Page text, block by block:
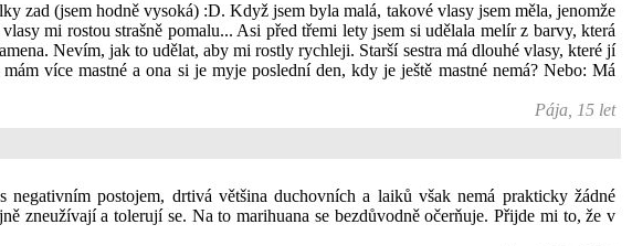
zad (jsem hodně vysoká) :D. Když jsem byla malá, takové vlasy jsem měla, jenomže
mi rostou strašně pomalu... Asi před třemi lety jsem si udělala melír z barvy, která
Nevím, jak to udělat, aby mi rostly rychleji. Starší sestra má dlouhé vlasy, které jí
více mastné a ona si je myje poslední den, kdy je ještě mastné nemá? Nebo: Má
Pája, 15 let
postojem, drtivá většina duchovních a laiků však nemá prakticky žádné
zneužívají a tolerují se. Na to marihuana se bezdůvodně očerňuje. Přijde mi to, že v